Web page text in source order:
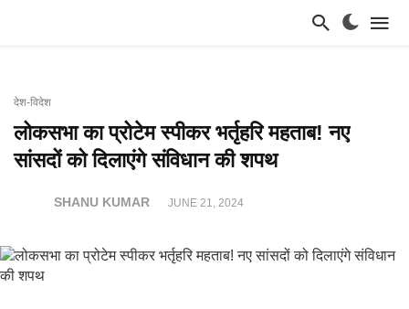
देश-विदेश
लोकसभा का प्रोटेम स्पीकर भर्तृहरि महताब! नए
सांसदों को दिलाएंगे संविधान की शपथ
SHANU KUMAR JUNE 21, 2024